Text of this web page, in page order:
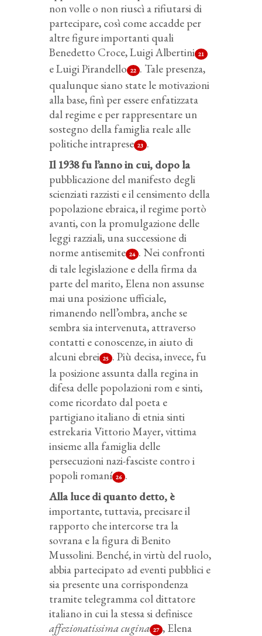
non volle o non riuscì a rifiutarsi di
partecipare, così come accadde per
altre figure importanti quali
Benedetto Croce, Luigi Albertini 21
e Luigi Pirandello 22 . Tale presenza,
qualunque siano state le motivazioni
alla base, finì per essere enfatizzata
dal regime e per rappresentare un
sostegno della famiglia reale alle
politiche intraprese 23 .
Il 1938 fu l’anno in cui, dopo la
pubblicazione del manifesto degli
scienziati razzisti e il censimento della
popolazione ebraica, il regime portò
avanti, con la promulgazione delle
leggi razziali, una successione di
norme antisemite 24 . Nei confronti
di tale legislazione e della firma da
parte del marito, Elena non assunse
mai una posizione ufficiale,
rimanendo nell’ombra, anche se
sembra sia intervenuta, attraverso
contatti e conoscenze, in aiuto di
alcuni ebrei 25 . Più decisa, invece, fu
la posizione assunta dalla regina in
difesa delle popolazioni rom e sinti,
come ricordato dal poeta e
partigiano italiano di etnia sinti
estrekaria Vittorio Mayer, vittima
insieme alla famiglia delle
persecuzioni nazi-fasciste contro i
popoli romaní 26 .
Alla luce di quanto detto, è
importante, tuttavia, precisare il
rapporto che intercorse tra la
sovrana e la figura di Benito
Mussolini. Benché, in virtù del ruolo,
abbia partecipato ad eventi pubblici e
sia presente una corrispondenza
tramite telegramma col dittatore
italiano in cui la stessa si definisce
affezionatissima cugina 27 , Elena